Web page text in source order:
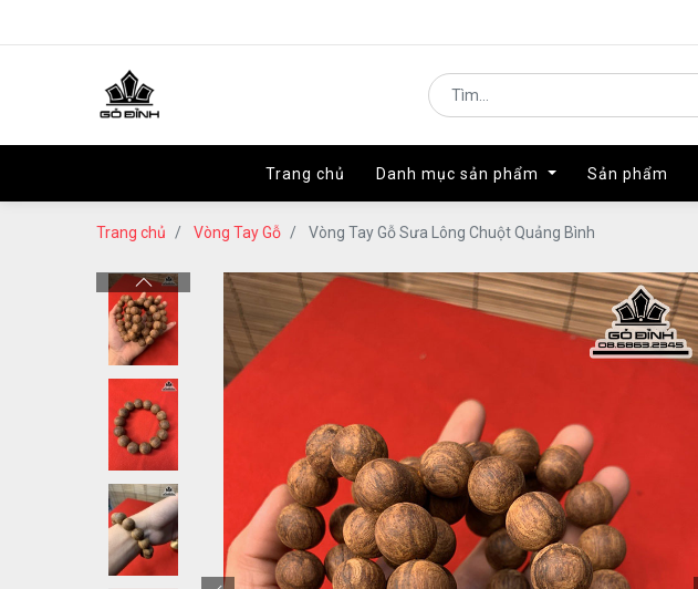
Trang chủ Danh mục sản phẩm Sản phẩm
Trang chủ Danh mục sản phẩm Sản phẩm
Trang chủ Vòng Tay Gỗ Vòng Tay Gỗ Sưa Lông Chuột Quảng Bình